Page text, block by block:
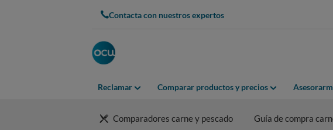
Contacta con nuestros expertos
Reclamar Comparar productos y precios
Comparadores carne y pescado Guía de compra